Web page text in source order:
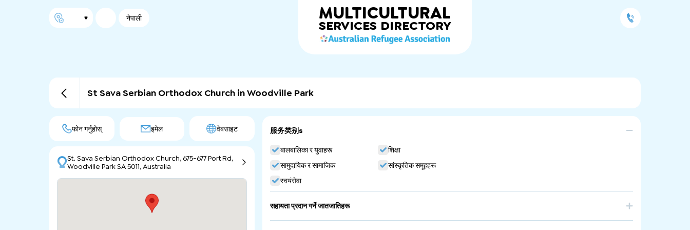
नेपाली MULTICULTURAL
SERVICES DIRECTORY
St Sava Serbian Orthodox Church in Woodville Park
फोन गर्नुहोस् इमेल वेबसाइट
St. Sava Serbian Orthodox Church, 675-677 Port Rd,
Woodville Park SA 5011, Australia
服务类别s
बालबालिका र युवाहरू
शिक्षा
सामुदायिक र सामाजिक
सांस्कृतिक समूहहरू
स्वयंसेवा
सहायता प्रदान गर्ने जातजातिहरू